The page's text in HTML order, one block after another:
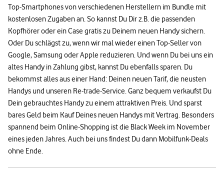
Top-Smartphones von verschiedenen Herstellern im Bundle mit
kostenlosen Zugaben an. So kannst Du Dir z.B. die passenden
Kopfhörer oder ein Case gratis zu Deinem neuen Handy sichern.
Oder Du schlägst zu, wenn wir mal wieder einen Top-Seller von
Google, Samsung oder Apple reduzieren. Und wenn Du bei uns ein
altes Handy in Zahlung gibst, kannst Du ebenfalls sparen. Du
bekommst alles aus einer Hand: Deinen neuen Tarif, die neusten
Handys und unseren Re-trade-Service. Ganz bequem verkaufst Du
Dein gebrauchtes Handy zu einem attraktiven Preis. Und sparst
bares Geld beim Kauf Deines neuen Handys mit Vertrag. Besonders
spannend beim Online-Shopping ist die Black Week im November
eines jeden Jahres. Auch bei uns findest Du dann Mobilfunk-Deals
ohne Ende.